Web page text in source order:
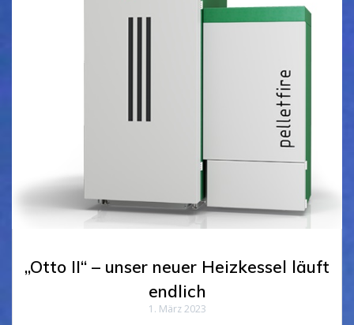
„Otto II“ – unser neuer Heizkessel läuft
endlich
1. März 2023